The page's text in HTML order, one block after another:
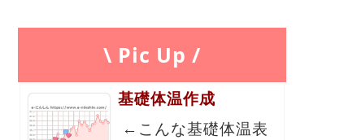
\ Pic Up /
基礎体温作成
←こんな基礎体温表